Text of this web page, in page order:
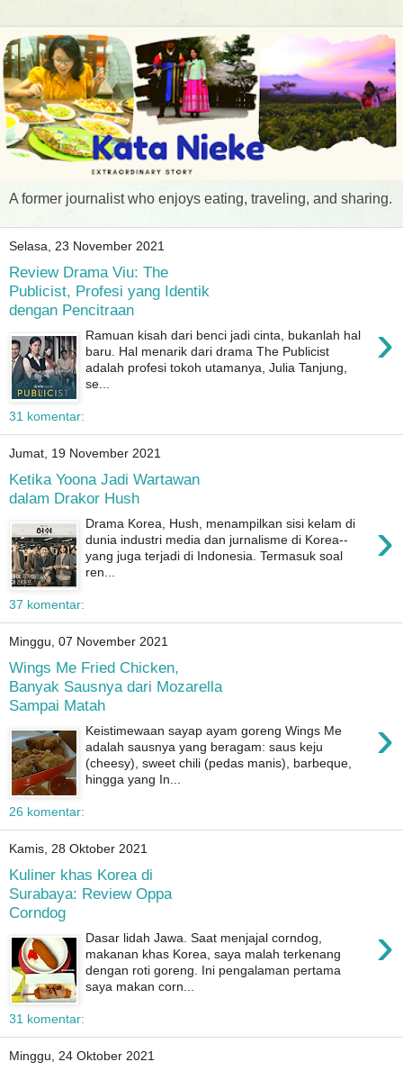
A former journalist who enjoys eating, traveling, and sharing.
Selasa, 23 November 2021
Review Drama Viu: The
Publicist, Profesi yang Identik
dengan Pencitraan
›
Ramuan kisah dari benci jadi cinta, bukanlah hal
baru. Hal menarik dari drama The Publicist
adalah profesi tokoh utamanya, Julia Tanjung,
se...
31 komentar:
Jumat, 19 November 2021
Ketika Yoona Jadi Wartawan
dalam Drakor Hush
›
Drama Korea, Hush, menampilkan sisi kelam di
dunia industri media dan jurnalisme di Korea--
yang juga terjadi di Indonesia. Termasuk soal
ren...
37 komentar:
Minggu, 07 November 2021
Wings Me Fried Chicken,
Banyak Sausnya dari Mozarella
Sampai Matah
›
Keistimewaan sayap ayam goreng Wings Me
adalah sausnya yang beragam: saus keju
(cheesy), sweet chili (pedas manis), barbeque,
hingga yang In...
26 komentar:
Kamis, 28 Oktober 2021
Kuliner khas Korea di
Surabaya: Review Oppa
Corndog
›
Dasar lidah Jawa. Saat menjajal corndog,
makanan khas Korea, saya malah terkenang
dengan roti goreng. Ini pengalaman pertama
saya makan corn...
31 komentar:
Minggu, 24 Oktober 2021